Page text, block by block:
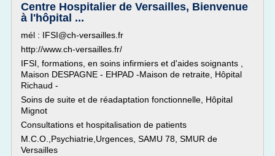
Centre Hospitalier de Versailles, Bienvenue
à l'hôpital ...
mél : IFSI@ch-versailles.fr
http://www.ch-versailles.fr/
IFSI, formations, en soins infirmiers et d'aides soignants ,
Maison DESPAGNE - EHPAD -Maison de retraite, Hôpital
Richaud -
Soins de suite et de réadaptation fonctionnelle, Hôpital
Mignot
Consultations et hospitalisation de patients
M.C.O.,Psychiatrie,Urgences, SAMU 78, SMUR de
Versailles